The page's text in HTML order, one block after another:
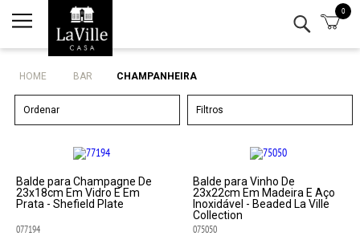
0
Minha conta
Lista de Presentes
Mesa
Eletro
Bar
HOME BAR CHAMPANHEIRA
Filtros
Ordenar
Balde para Champagne De
23x18cm Em Vidro E Em
Prata - Shefield Plate
077194
Balde para Vinho De
23x22cm Em Madeira E Aço
Inoxidável - Beaded La Ville
Collection
075050